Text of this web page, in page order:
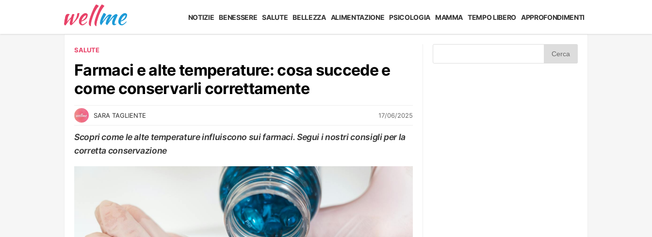
NOTIZIE BENESSERE SALUTE BELLEZZA ALIMENTAZIONE PSICOLOGIA MAMMA TEMPO LIBERO APPROFONDIMENTI
SALUTE
Farmaci e alte temperature: cosa succede e
come conservarli correttamente
SARA TAGLIENTE 17/06/2025
Scopri come le alte temperature influiscono sui farmaci. Segui i nostri consigli per la
corretta conservazione